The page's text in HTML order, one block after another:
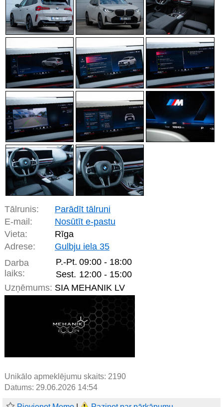
Tālrunis:
Parādīt tālruni
E-mail:
Nosūtīt e-pastu
Vieta:
Rīga
Adrese:
Gulbju iela 35
Darba
laiks:
P.-Pt. 09:00 - 18:00
Sest. 12:00 - 15:00
Uzņēmums: SIA MEHANIK LV
Unikālo apmeklējumu skaits: 2190
Datums: 29.06.2026 14:54